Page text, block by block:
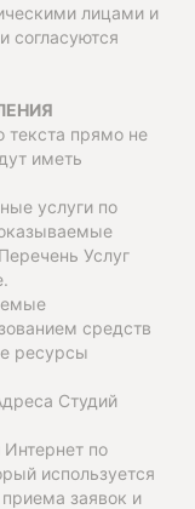
лицами и
согласуются
текста прямо не
иметь
услуги по
Услуг
средств
ресурсы
Студий
по
используется
заявок и